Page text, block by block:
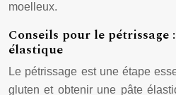
moelleux.
Conseils pour le pétrissage
élastique
Le pétrissage est une étape
gluten et obtenir une pâte